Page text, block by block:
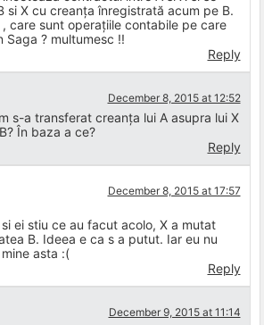
si X cu creanța înregistrată acum pe B.
care sunt operațiile contabile pe care
Saga ? multumesc !!
Reply
December 8, 2015 at 12:52
s-a transferat creanța lui A asupra lui X
În baza a ce?
Reply
December 8, 2015 at 17:57
ei stiu ce au facut acolo, X a mutat
B. Ideea e ca s a putut. Iar eu nu
asta :(
Reply
December 9, 2015 at 11:14